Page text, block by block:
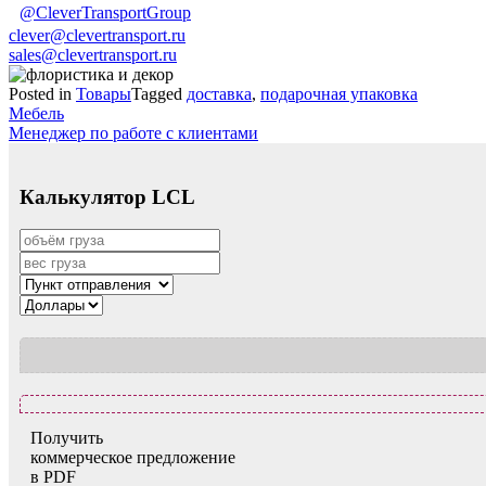
@CleverTransportGroup
clever@clevertransport.ru
sales@clevertransport.ru
Posted in ТоварыTagged доставка, подарочная упаковка
Навигация
по
Мебель
Менеджер по работе с клиентами
Калькулятор LCL
Получить
коммерческое предложение
в PDF